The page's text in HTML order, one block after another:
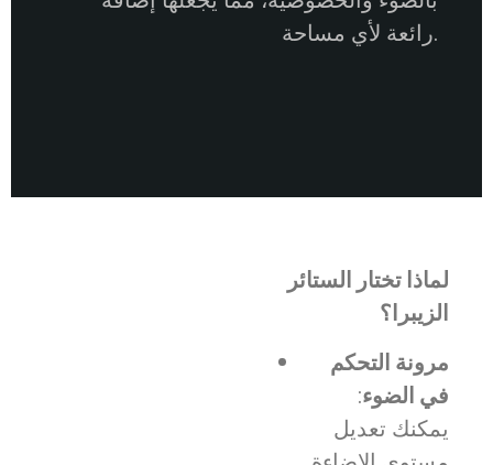
رائعة لأي مساحة.
لماذا تختار الستائر
الزيبرا؟
مرونة التحكم
في الضوء:
يمكنك تعديل